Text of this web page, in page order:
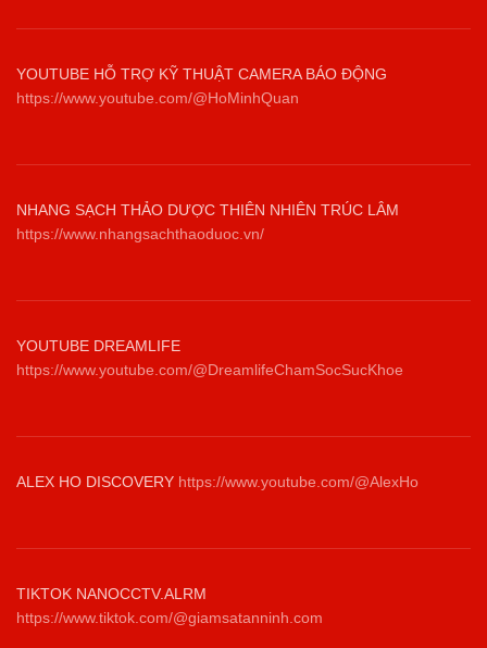
YOUTUBE HỖ TRỢ KỸ THUẬT CAMERA BÁO ĐỘNG
https://www.youtube.com/@HoMinhQuan
NHANG SẠCH THẢO DƯỢC THIÊN NHIÊN TRÚC LÂM
https://www.nhangsachthaoduoc.vn/
YOUTUBE DREAMLIFE
https://www.youtube.com/@DreamlifeChamSocSucKhoe
ALEX HO DISCOVERY https://www.youtube.com/@AlexHo
TIKTOK NANOCCTV.ALRM
https://www.tiktok.com/@giamsatanninh.com